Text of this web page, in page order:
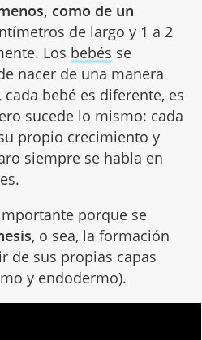
como de un
de largo y 1 a 2
Los bebés se
nacer de una manera
bebé es diferente, es
sucede lo mismo: cada
propio crecimiento y
siempre se habla en
porque se
, o sea, la formación
de sus propias capas
y endodermo).